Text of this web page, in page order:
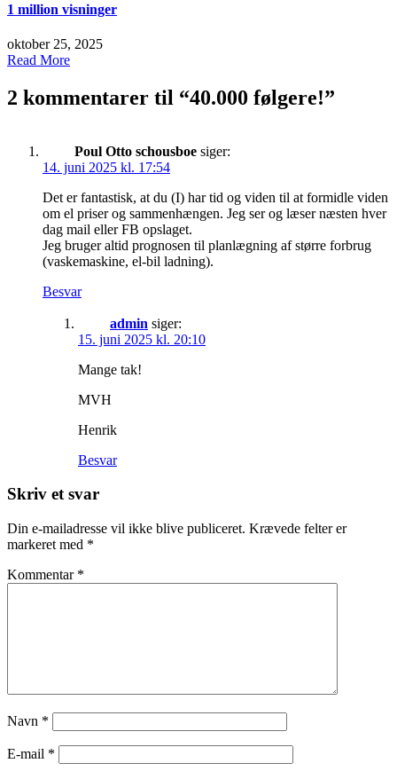
1 million visninger
oktober 25, 2025
Read More
2 kommentarer til “40.000 følgere!”
Poul Otto schousboe siger:
14. juni 2025 kl. 17:54
Det er fantastisk, at du (I) har tid og viden til at formidle viden
om el priser og sammenhængen. Jeg ser og læser næsten hver
dag mail eller FB opslaget.
Jeg bruger altid prognosen til planlægning af større forbrug
(vaskemaskine, el-bil ladning).
Besvar
admin siger:
15. juni 2025 kl. 20:10
Mange tak!
MVH
Henrik
Besvar
Skriv et svar
Din e-mailadresse vil ikke blive publiceret. Krævede felter er
markeret med *
Kommentar *
Navn *
E-mail *